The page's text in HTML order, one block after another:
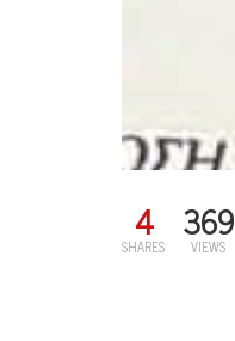
4
SHARES 369
VIEWS